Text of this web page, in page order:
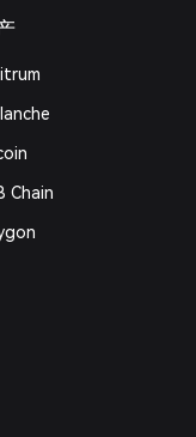
Chain